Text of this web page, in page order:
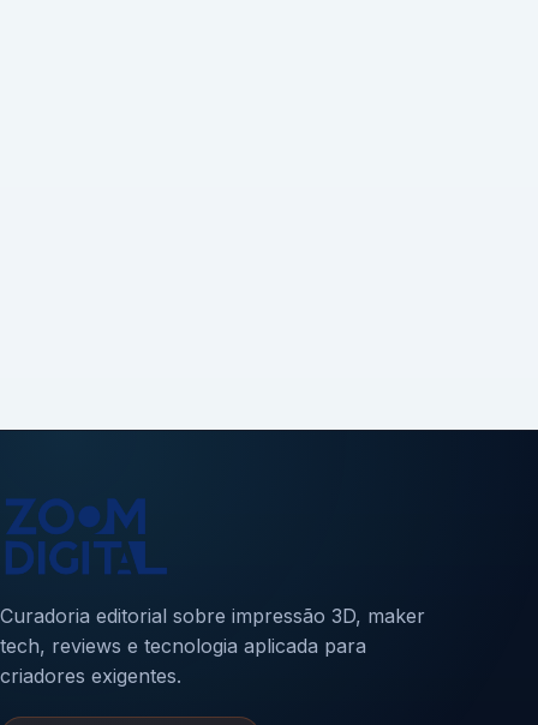
Curadoria editorial sobre impressão 3D, maker
tech, reviews e tecnologia aplicada para
criadores exigentes.